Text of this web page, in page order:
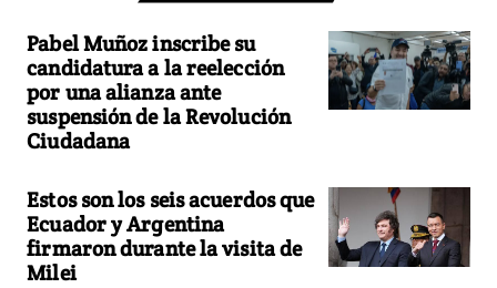
Pabel Muñoz inscribe su
candidatura a la reelección
por una alianza ante
suspensión de la Revolución
Ciudadana
Estos son los seis acuerdos que
Ecuador y Argentina
firmaron durante la visita de
Milei